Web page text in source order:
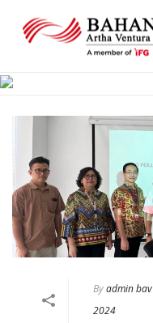
Byadmin bav
2024